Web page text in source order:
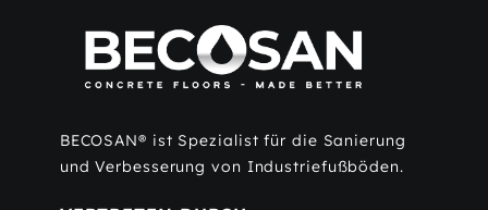
BECOSAN® ist Spezialist für die Sanierung
und Verbesserung von Industriefußböden.